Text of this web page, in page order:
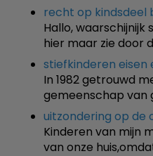
recht op kindsdeel
Hallo,
hier maar zie door
stiefkinderen eisen
In 1982 getrouwd
gemeenschap van
uitzondering op de
Kinderen van mijn
van onze